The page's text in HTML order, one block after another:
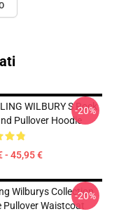
WILBURY S Rock
Pullover Hoodie
- 45,95 €
-20%
Wilburys Collection
Pullover Waistcoat
-20%